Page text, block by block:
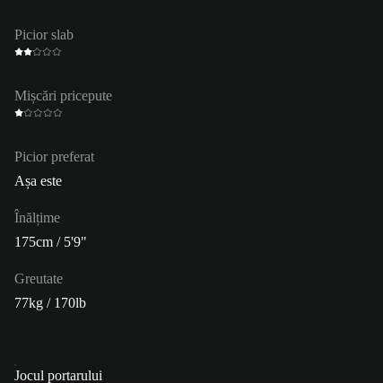
Picior slab
Mișcări pricepute
Picior preferat
Așa este
Înălțime
175cm / 5'9"
Greutate
77kg / 170lb
Jocul portarului